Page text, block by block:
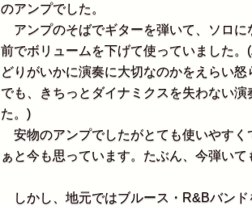
のアンプでした。
アンプのそばでギターを弾いて、ソロに
前でボリュームを下げて使っていました
どりがいかに演奏に大切なのかをえらい
でも、きちっとダイナミクスを失わない
た。)
安物のアンプでしたがとても使いやすく
ぁと今も思っています。たぶん、今弾い
しかし、地元ではブルース・R&Bバン